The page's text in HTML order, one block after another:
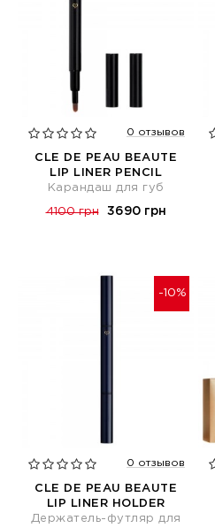
0 отзывов
CLE DE PEAU BEAUTE
LIP LINER PENCIL
Карандаш для губ
4100 грн 3690 грн
-10%
0 отзывов
CLE DE PEAU BEAUTE
LIP LINER HOLDER
Держатель-футляр для